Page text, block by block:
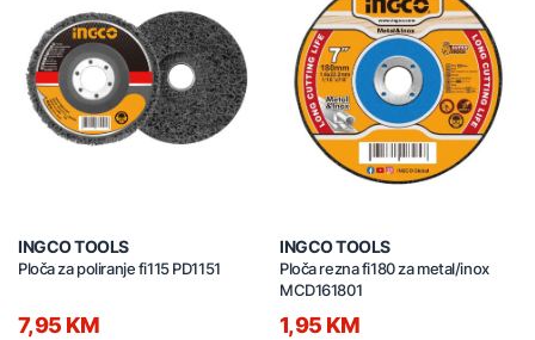
INGCO TOOLS
Ploča za poliranje fi115 PD1151
7,95 KM
INGCO TOOLS
Ploča rezna fi180 za metal/inox
MCD161801
1,95 KM